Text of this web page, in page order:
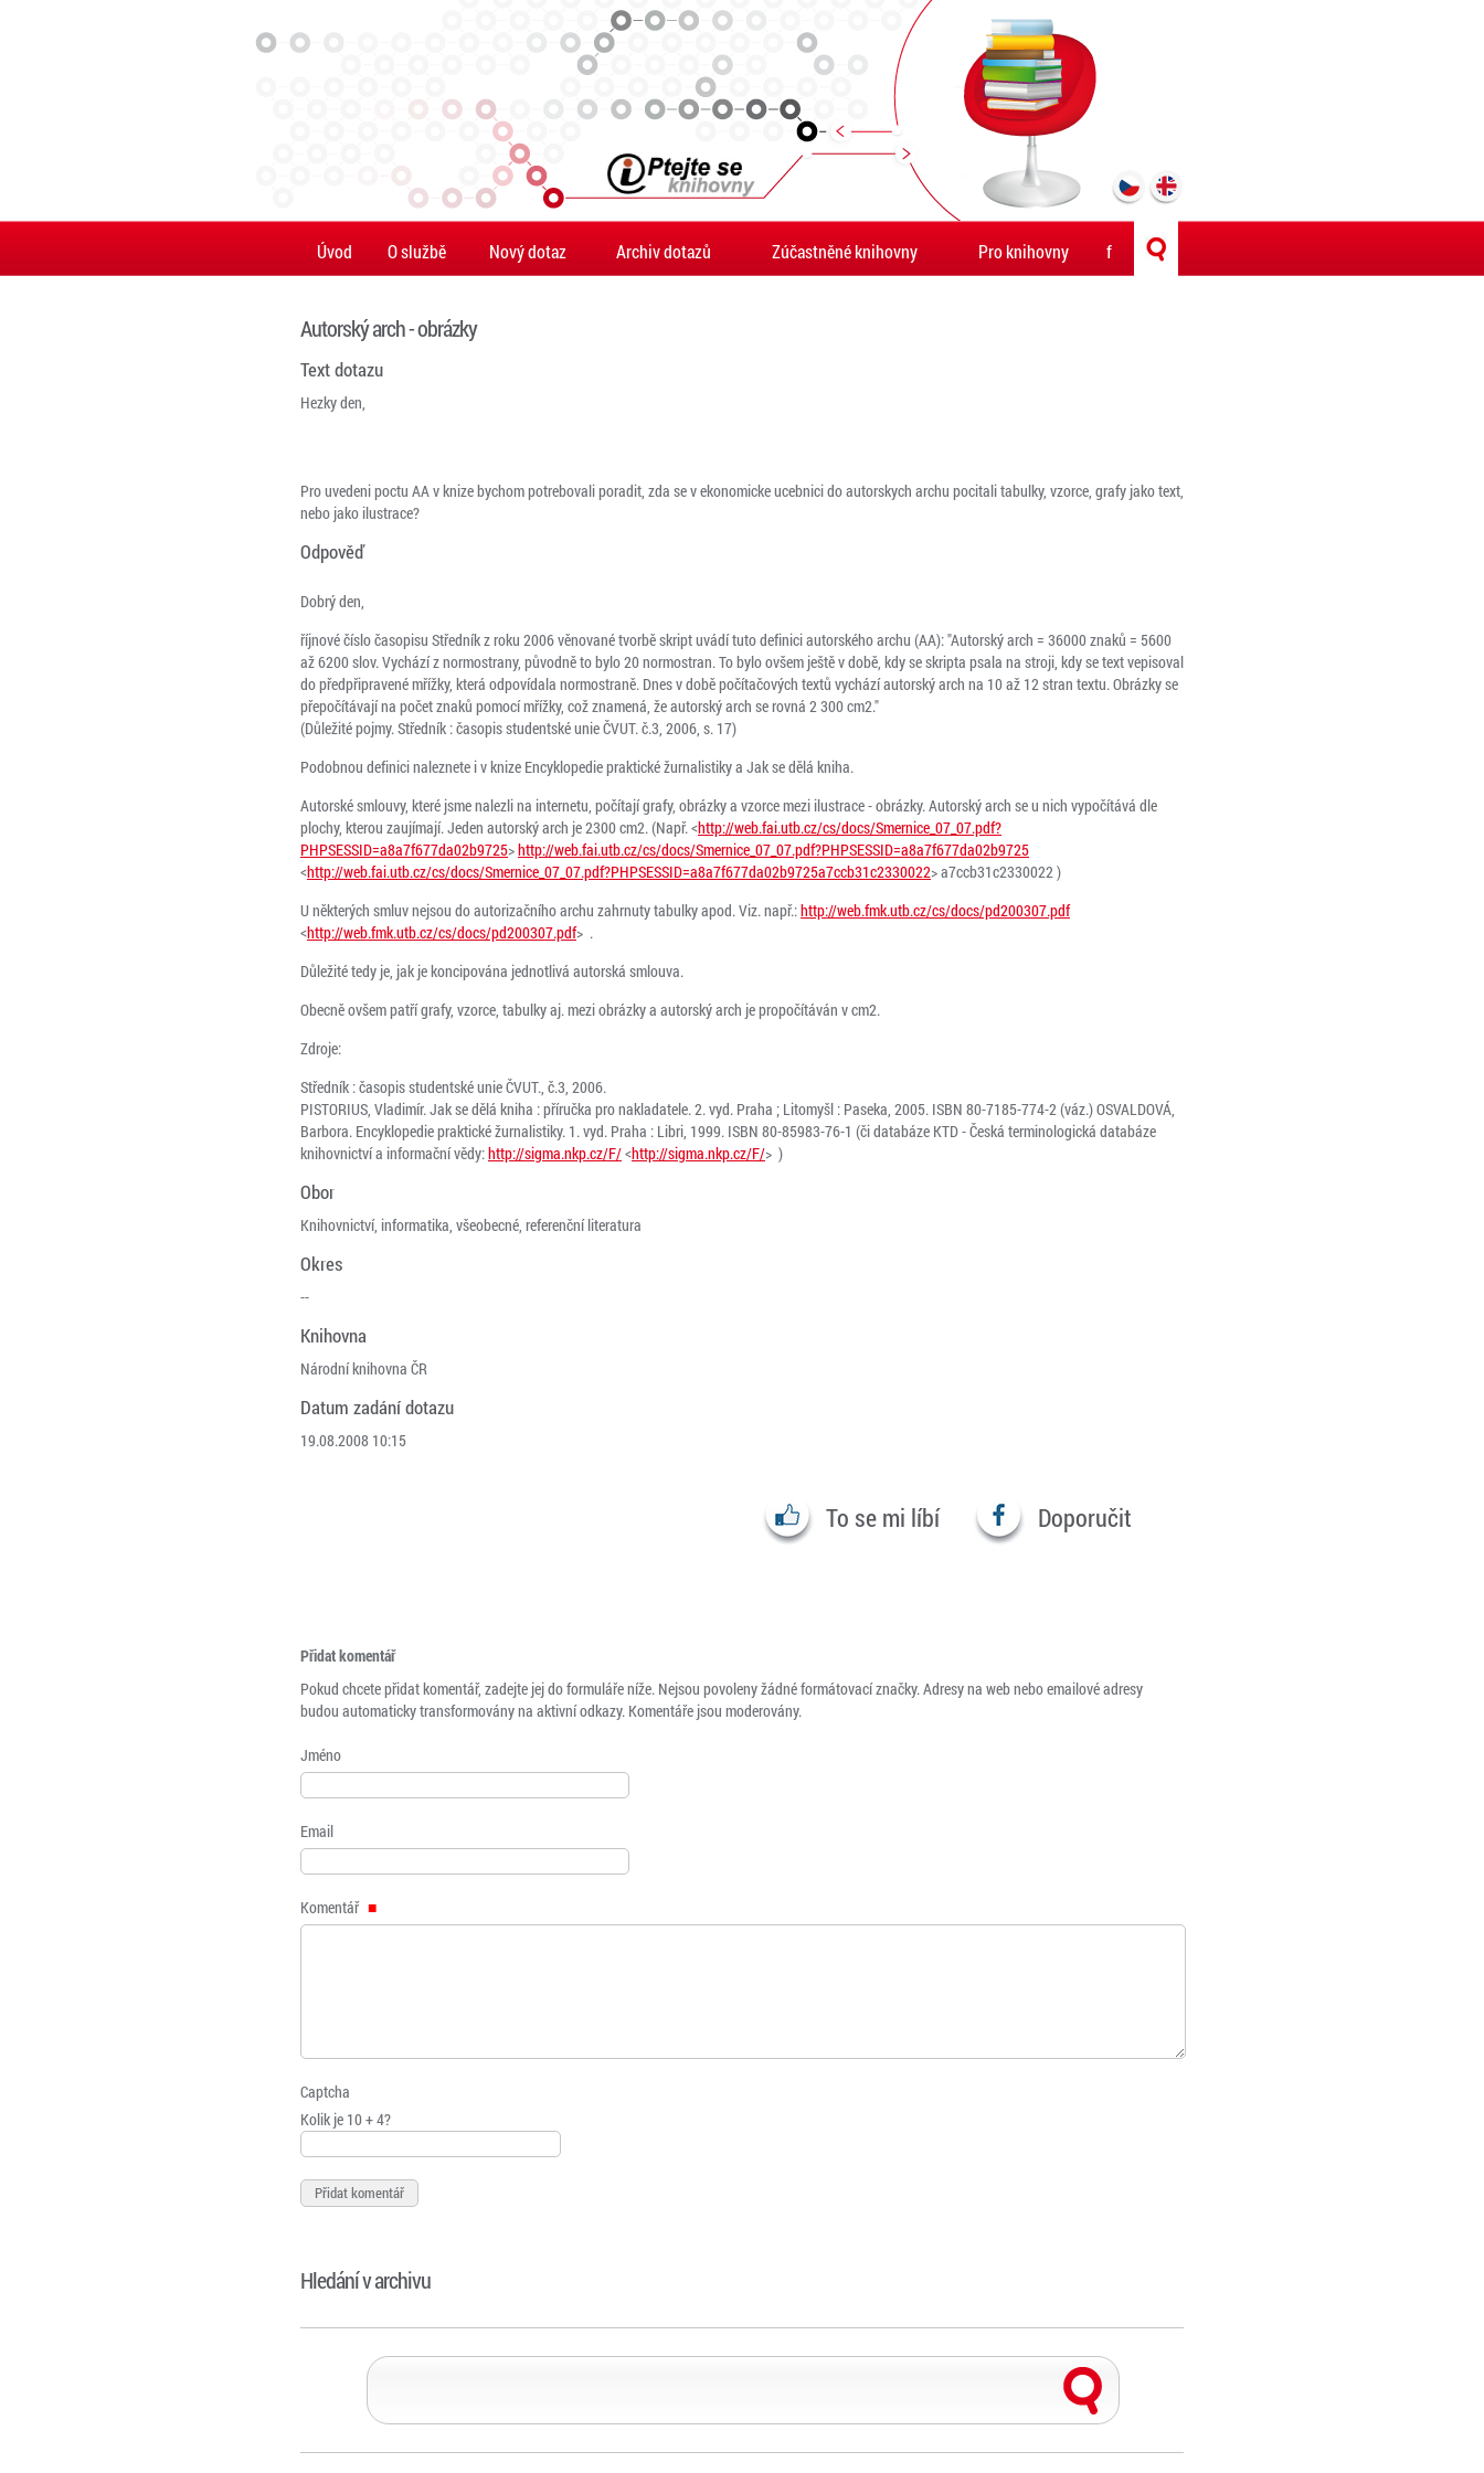
Úvod O službě Nový dotaz Archiv dotazů Zúčastněné knihovny Pro knihovny f
Autorský arch - obrázky
Text dotazu
Hezky den,
Pro uvedeni poctu AA v knize bychom potrebovali poradit, zda se v ekonomicke ucebnici do autorskych archu pocitali tabulky, vzorce, grafy jako text,
nebo jako ilustrace?
Odpověď
Dobrý den,
říjnové číslo časopisu Středník z roku 2006 věnované tvorbě skript uvádí tuto definici autorského archu (AA): "Autorský arch = 36000 znaků = 5600
až 6200 slov. Vychází z normostrany, původně to bylo 20 normostran. To bylo ovšem ještě v době, kdy se skripta psala na stroji, kdy se text vepisoval
do předpřipravené mřížky, která odpovídala normostraně. Dnes v době počítačových textů vychází autorský arch na 10 až 12 stran textu. Obrázky se
přepočítávají na počet znaků pomocí mřížky, což znamená, že autorský arch se rovná 2 300 cm2."
(Důležité pojmy. Středník : časopis studentské unie ČVUT. č.3, 2006, s. 17)
Podobnou definici naleznete i v knize Encyklopedie praktické žurnalistiky a Jak se dělá kniha.
Autorské smlouvy, které jsme nalezli na internetu, počítají grafy, obrázky a vzorce mezi ilustrace - obrázky. Autorský arch se u nich vypočítává dle
plochy, kterou zaujímají. Jeden autorský arch je 2300 cm2. (Např. <http://web.fai.utb.cz/cs/docs/Smernice_07_07.pdf?
PHPSESSID=a8a7f677da02b9725>http://web.fai.utb.cz/cs/docs/Smernice_07_07.pdf?PHPSESSID=a8a7f677da02b9725
<http://web.fai.utb.cz/cs/docs/Smernice_07_07.pdf?PHPSESSID=a8a7f677da02b9725a7ccb31c2330022> a7ccb31c2330022 )
U některých smluv nejsou do autorizačního archu zahrnuty tabulky apod. Viz. např.:http://web.fmk.utb.cz/cs/docs/pd200307.pdf
<http://web.fmk.utb.cz/cs/docs/pd200307.pdf> .
Důležité tedy je, jak je koncipována jednotlivá autorská smlouva.
Obecně ovšem patří grafy, vzorce, tabulky aj. mezi obrázky a autorský arch je propočítáván v cm2.
Zdroje:
Středník : časopis studentské unie ČVUT., č.3, 2006.
PISTORIUS, Vladimír. Jak se dělá kniha : příručka pro nakladatele. 2. vyd. Praha ; Litomyšl : Paseka, 2005. ISBN 80-7185-774-2 (váz.) OSVALDOVÁ,
Barbora. Encyklopedie praktické žurnalistiky. 1. vyd. Praha : Libri, 1999. ISBN 80-85983-76-1 (či databáze KTD - Česká terminologická databáze
knihovnictví a informační vědy:http://sigma.nkp.cz/F/<http://sigma.nkp.cz/F/> )
Obor
Knihovnictví, informatika, všeobecné, referenční literatura
Okres
--
Knihovna
Národní knihovna ČR
Datum zadání dotazu
19.08.2008 10:15
To se mi líbí Doporučit
Přidat komentář
Pokud chcete přidat komentář, zadejte jej do formuláře níže. Nejsou povoleny žádné formátovací značky. Adresy na web nebo emailové adresy
budou automaticky transformovány na aktivní odkazy. Komentáře jsou moderovány.
Jméno
Email
Komentář
Captcha
Kolik je 10 + 4?
Hledání v archivu